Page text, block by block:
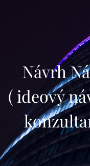
Návrh
( ideový